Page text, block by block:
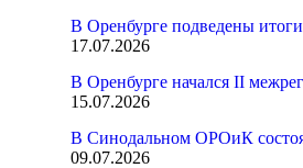
В Оренбурге подведены
17.07.2026
В Оренбурге начался II
15.07.2026
В Синодальном ОРОиК
09.07.2026